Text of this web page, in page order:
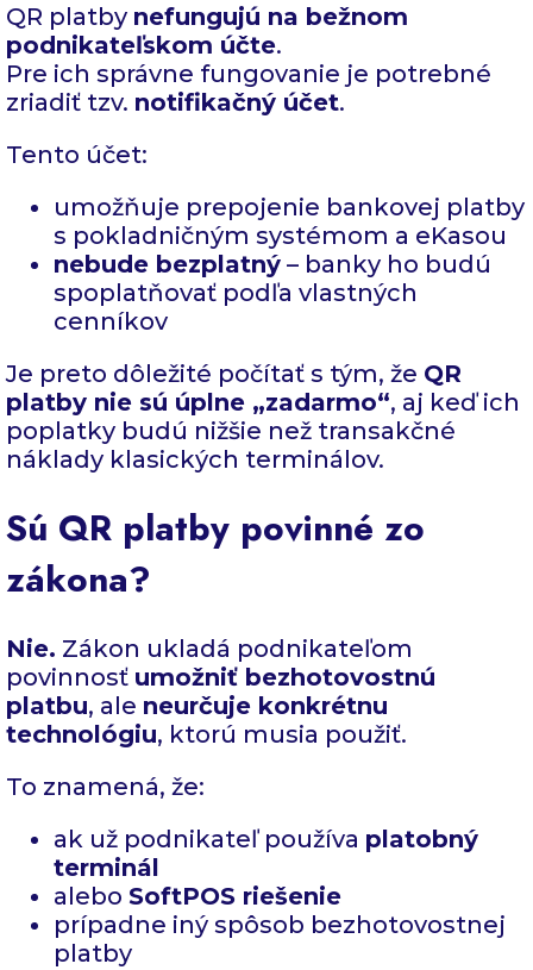
QR platby nefungujú na bežnom
podnikateľskom účte.
Pre ich správne fungovanie je potrebné
zriadiť tzv. notifikačný účet.
Tento účet:
umožňuje prepojenie bankovej platby
s pokladničným systémom a eKasou
nebude bezplatný – banky ho budú
spoplatňovať podľa vlastných
cenníkov
Je preto dôležité počítať s tým, že QR
platby nie sú úplne „zadarmo“, aj keď ich
poplatky budú nižšie než transakčné
náklady klasických terminálov.
Sú QR platby povinné zo
zákona?
Nie. Zákon ukladá podnikateľom
povinnosť umožniť bezhotovostnú
platbu, ale neurčuje konkrétnu
technológiu, ktorú musia použiť.
To znamená, že:
ak už podnikateľ používa platobný
terminál
alebo SoftPOS riešenie
prípadne iný spôsob bezhotovostnej
platby